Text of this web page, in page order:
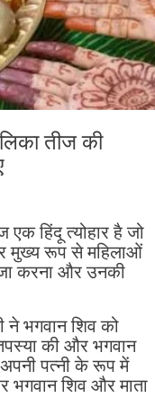
तीज की
एक हिंदू त्योहार है जो
मुख्य रूप से महिलाओं
करना और उनकी
ने भगवान शिव को
की और भगवान
पत्नी के रूप में
भगवान शिव और माता